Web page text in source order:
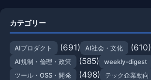
カテゴリー
AIプロダクト (691) AI社会・文化 (610)
AI規制・倫理・政策 (585) weekly-digest
ツール・OSS・開発 (498) テック企業動向